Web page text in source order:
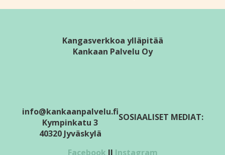
Kangasverkkoa ylläpitää
Kankaan Palvelu Oy
info@kankaanpalvelu.fi
Kympinkatu 3
40320 Jyväskylä
SOSIAALISET MEDIAT:
Facebook II Instagram